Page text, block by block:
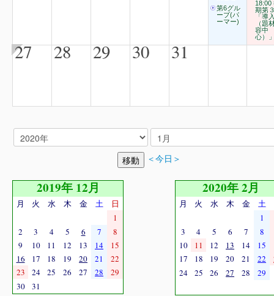
第6グル
ープ(パ
ーマー)
18:00
期第
「導
（題
容中
心）
27 28 29 30 31
＜今日＞
2019年 12月
月 火 水 木 金 土
日
1
2
3 4 5 6 7
8
9
10 11 12 13 14
15
16
17 18 19 20 21
22
23
24 25 26 27 28
29
30
31
2020年 2月
月 火 水 木 金 土
1
3
4 5 6 7
8
10
11 12 13 14 15
17
18 19 20 21 22
24
25 26 27 28 29